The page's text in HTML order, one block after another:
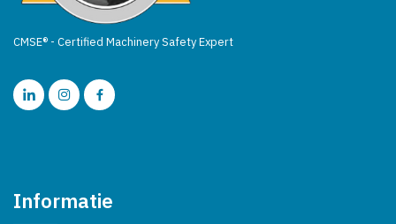
CMSE® - Certified Machinery Safety Expert
Informatie